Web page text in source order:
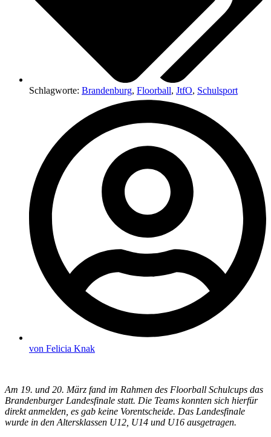
Schlagworte: Brandenburg, Floorball, JtfO, Schulsport
von Felicia Knak
Am 19. und 20. März fand im Rahmen des Floorball Schulcups das
Brandenburger Landesfinale statt. Die Teams konnten sich hierfür
direkt anmelden, es gab keine Vorentscheide. Das Landesfinale
wurde in den Altersklassen U12, U14 und U16 ausgetragen.